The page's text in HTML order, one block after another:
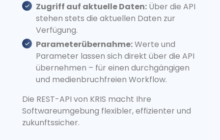
Zugriff auf aktuelle Daten: Über die API
stehen stets die aktuellen Daten zur
Verfügung.
Parameterübernahme:Werte und
Parameter lassen sich direkt über die API
übernehmen – für einen durchgängigen
und medienbruchfreien Workflow.
Die REST-API von KRIS macht Ihre
Softwareumgebung flexibler, effizienter und
zukunftssicher.